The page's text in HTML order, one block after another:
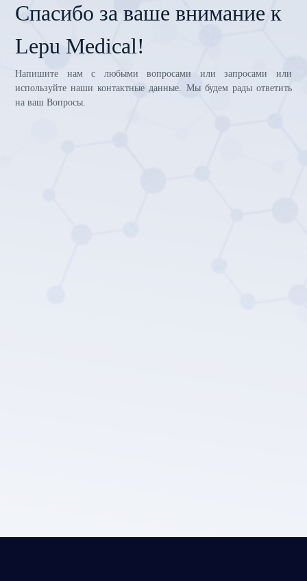
Спасибо за ваше внимание к
Lepu Medical!
Напишите нам с любыми вопросами или запросами или
используйте наши контактные данные. Мы будем рады ответить
на ваш Вопросы.